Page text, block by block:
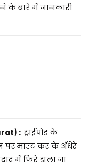
के बारे में जानकारी
: ट्राईपोड़ के
पर माउंट कर के अँधेरे
में फिरे डाला जा